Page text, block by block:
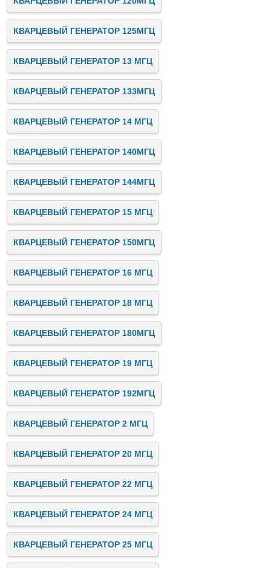
КВАРЦЕВЫЙ ГЕНЕРАТОР 125МГЦ
КВАРЦЕВЫЙ ГЕНЕРАТОР 13 МГЦ
КВАРЦЕВЫЙ ГЕНЕРАТОР 133МГЦ
КВАРЦЕВЫЙ ГЕНЕРАТОР 14 МГЦ
КВАРЦЕВЫЙ ГЕНЕРАТОР 140МГЦ
КВАРЦЕВЫЙ ГЕНЕРАТОР 144МГЦ
КВАРЦЕВЫЙ ГЕНЕРАТОР 15 МГЦ
КВАРЦЕВЫЙ ГЕНЕРАТОР 150МГЦ
КВАРЦЕВЫЙ ГЕНЕРАТОР 16 МГЦ
КВАРЦЕВЫЙ ГЕНЕРАТОР 18 МГЦ
КВАРЦЕВЫЙ ГЕНЕРАТОР 180МГЦ
КВАРЦЕВЫЙ ГЕНЕРАТОР 19 МГЦ
КВАРЦЕВЫЙ ГЕНЕРАТОР 192МГЦ
КВАРЦЕВЫЙ ГЕНЕРАТОР 2 МГЦ
КВАРЦЕВЫЙ ГЕНЕРАТОР 20 МГЦ
КВАРЦЕВЫЙ ГЕНЕРАТОР 22 МГЦ
КВАРЦЕВЫЙ ГЕНЕРАТОР 24 МГЦ
КВАРЦЕВЫЙ ГЕНЕРАТОР 25 МГЦ